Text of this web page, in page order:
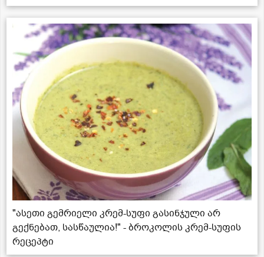
"ასეთი გემრიელი კრემ-სუფი გასინჯული არ
გექნებათ, სასწაულია!" - ბროკოლის კრემ-სუფის
რეცეპტი